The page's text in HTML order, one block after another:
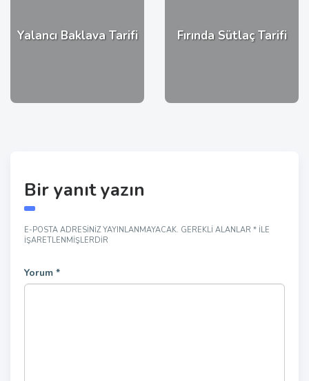
Yalancı Baklava Tarifi Fırında Sütlaç Tarifi
Bir yanıt yazın
E-POSTA ADRESINIZ YAYINLANMAYACAK. GEREKLI ALANLAR * ILE
IŞARETLENMIŞLERDIR
Yorum *